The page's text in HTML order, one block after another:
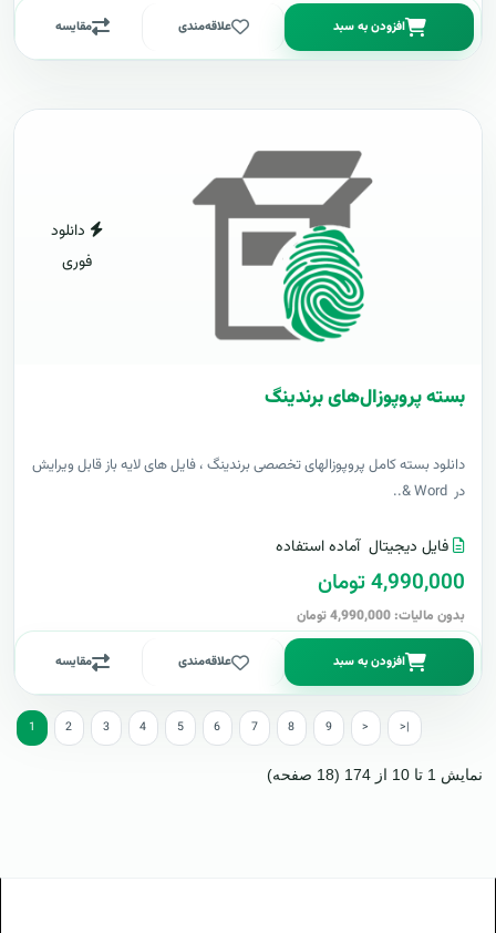
افزودن به سبد علاقه‌مندی مقایسه
دانلود
فوری
بسته پروپوزال‌های برندینگ
دانلود بسته کامل پروپوزالهای تخصصی برندینگ ، فایل های لایه باز قابل ویرایش
در Word &..
فایل دیجیتال آماده استفاده
4,990,000 تومان
بدون مالیات: 4,990,000 تومان
افزودن به سبد علاقه‌مندی مقایسه
1 2 3 4 5 6 7 8 9 > >|
نمایش 1 تا 10 از 174 (18 صفحه)